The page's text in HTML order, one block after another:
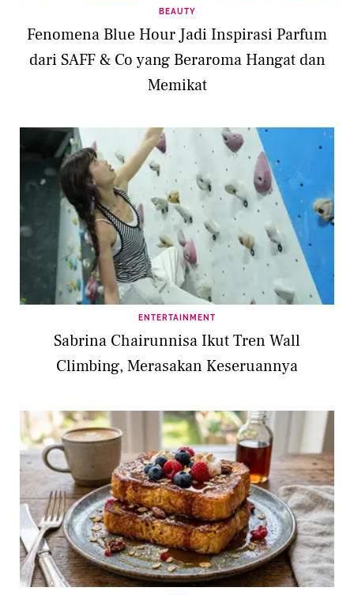
BEAUTY
Fenomena Blue Hour Jadi Inspirasi Parfum
dari SAFF & Co yang Beraroma Hangat dan
Memikat
ENTERTAINMENT
Sabrina Chairunnisa Ikut Tren Wall
Climbing, Merasakan Keseruannya